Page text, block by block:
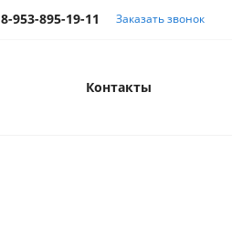
8-953-895-19-11 Заказать звонок
Контакты